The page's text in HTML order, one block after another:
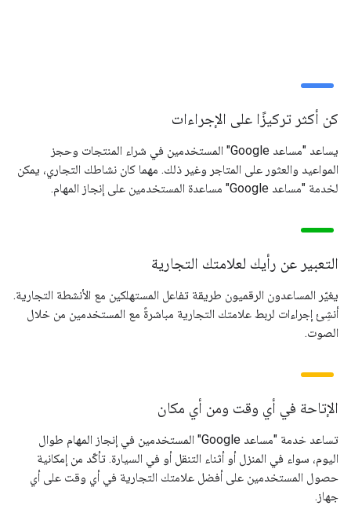
كن أكثر تركيزًا على الإجراءات
يساعد "مساعد Google" المستخدمين في شراء المنتجات وحجز
المواعيد والعثور على المتاجر وغير ذلك. مهما كان نشاطك التجاري، يمكن
لخدمة "مساعد Google" مساعدة المستخدمين على إنجاز المهام.
التعبير عن رأيك لعلامتك التجارية
يغيّر المساعدون الرقميون طريقة تفاعل المستهلكين مع الأنشطة التجارية.
أنشِئ إجراءات لربط علامتك التجارية مباشرةً مع المستخدمين من خلال
الصوت.
الإتاحة في أي وقت ومن أي مكان
تساعد خدمة "مساعد Google" المستخدمين في إنجاز المهام طوال
اليوم، سواء في المنزل أو أثناء التنقل أو في السيارة. تأكّد من إمكانية
حصول المستخدمين على أفضل علامتك التجارية في أي وقت على أي
جهاز.